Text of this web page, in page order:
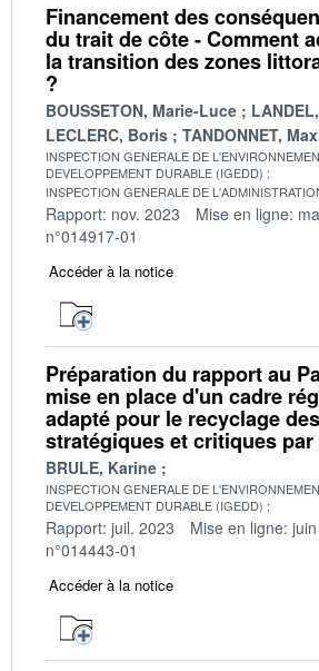
Financement des
du trait de côte - Comment
la transition des zones
?
BOUSSETON, Marie-Luce
LECLERC, Boris
TANDONNET,
INSPECTION GENERALE DE
DEVELOPPEMENT DURABLE (IGEDD)
INSPECTION GENERALE DE
Rapport: nov. 2023 Mise en ligne:
n°014917-01
Accéder à la notice
Préparation du rapport au
mise en place d'un cadre
adapté pour le recyclage
stratégiques et critiques
BRULE, Karine
INSPECTION GENERALE DE
DEVELOPPEMENT DURABLE (IGEDD)
Rapport: juil. 2023 Mise en ligne:
n°014443-01
Accéder à la notice